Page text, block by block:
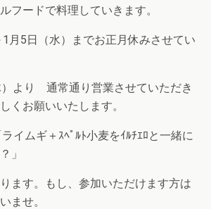
フードで料理していきます。
月5日（水）までお正月休みさせてい
より 通常通り営業させていただき
くお願いいたします。
イムギ＋ｽﾍﾟﾙﾄ小麦をｲﾙﾁｴﾛと一緒に
」
ます。もし、参加いただけます方は
ませ。